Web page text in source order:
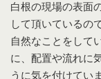
白根の現場の表面
して頂いているの
自然なことをして
に、配置や流れに
うに気を付けてい